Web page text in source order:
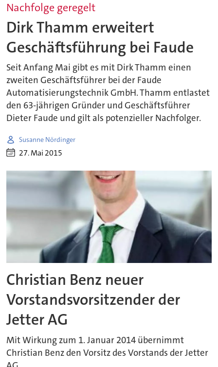
Nachfolge geregelt
Dirk Thamm erweitert
Geschäftsführung bei Faude
Seit Anfang Mai gibt es mit Dirk Thamm einen
zweiten Geschäftsführer bei der Faude
Automatisierungstechnik GmbH. Thamm entlastet
den 63-jährigen Gründer und Geschäftsführer
Dieter Faude und gilt als potenzieller Nachfolger.
Susanne Nördinger
27. Mai 2015
Christian Benz neuer
Vorstandsvorsitzender der
Jetter AG
Mit Wirkung zum 1. Januar 2014 übernimmt
Christian Benz den Vorsitz des Vorstands der Jetter